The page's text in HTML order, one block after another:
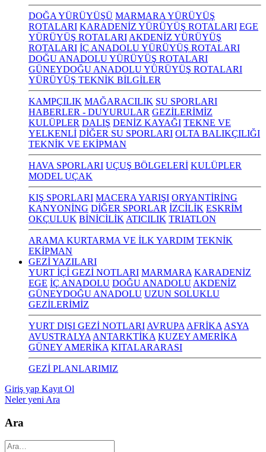
DOĞA YÜRÜYÜŞÜ MARMARA YÜRÜYÜŞ
ROTALARI KARADENİZ YÜRÜYÜŞ ROTALARI EGE
YÜRÜYÜŞ ROTALARI AKDENİZ YÜRÜYÜŞ
ROTALARI İÇ ANADOLU YÜRÜYÜŞ ROTALARI
DOĞU ANADOLU YÜRÜYÜŞ ROTALARI
GÜNEYDOĞU ANADOLU YÜRÜYÜŞ ROTALARI
YÜRÜYÜŞ TEKNİK BİLGİLER
KAMPÇILIK MAĞARACILIK SU SPORLARI
HABERLER - DUYURULAR GEZİLERİMİZ
KULÜPLER DALIŞ DENİZ KAYAĞI TEKNE VE
YELKENLİ DİĞER SU SPORLARI OLTA BALIKÇILIĞI
TEKNİK VE EKİPMAN
HAVA SPORLARI UÇUŞ BÖLGELERİ KULÜPLER
MODEL UÇAK
KIŞ SPORLARI MACERA YARIŞI ORYANTİRİNG
KANYONİNG DİĞER SPORLAR İZCİLİK ESKRİM
OKÇULUK BİNİCİLİK ATICILIK TRIATLON
ARAMA KURTARMA VE İLK YARDIM TEKNİK
EKİPMAN
GEZİ YAZILARI
YURT İÇİ GEZİ NOTLARI MARMARA KARADENİZ
EGE İÇ ANADOLU DOĞU ANADOLU AKDENİZ
GÜNEYDOĞU ANADOLU UZUN SOLUKLU
GEZİLERİMİZ
YURT DIŞI GEZİ NOTLARI AVRUPA AFRİKA ASYA
AVUSTRALYA ANTARKTİKA KUZEY AMERİKA
GÜNEY AMERİKA KITALARARASI
GEZİ PLANLARIMIZ
Giriş yap Kayıt Ol
Neler yeni Ara
Ara